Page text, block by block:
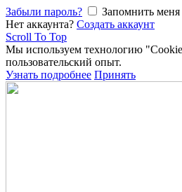
Забыли пароль?
Запомнить меня
Нет аккаунта? Создать аккаунт
Scroll To Top
Мы используем технологию
пользовательский опыт.
Узнать подробнее Принять